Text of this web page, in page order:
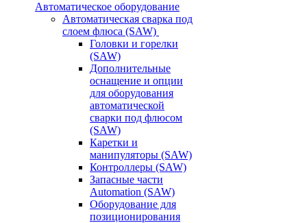
Автоматическое оборудование
Автоматическая сварка под
слоем флюса (SAW)
Головки и горелки
(SAW)
Дополнительные
оснащение и опции
для оборудования
автоматической
сварки под флюсом
(SAW)
Каретки и
манипуляторы (SAW)
Контроллеры (SAW)
Запасные части
Automation (SAW)
Оборудование для
позиционирования